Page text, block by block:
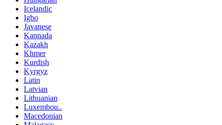
Icelandic
Igbo
Javanese
Kannada
Kazakh
Khmer
Kurdish
Kyrgyz
Latin
Latvian
Lithuanian
Luxembou..
Macedonian